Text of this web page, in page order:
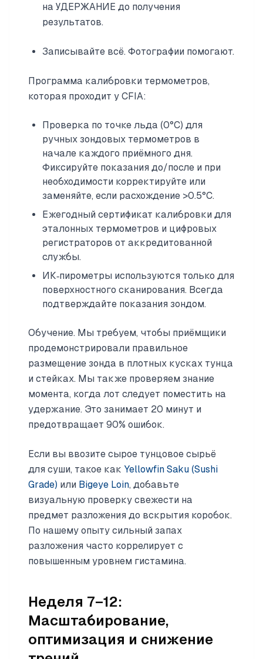
на УДЕРЖАНИЕ до получения
результатов.
Записывайте всё. Фотографии помогают.
Программа калибровки термометров,
которая проходит у CFIA:
Проверка по точке льда (0°C) для
ручных зондовых термометров в
начале каждого приёмного дня.
Фиксируйте показания до/после и при
необходимости корректируйте или
заменяйте, если расхождение >0.5°C.
Ежегодный сертификат калибровки для
эталонных термометров и цифровых
регистраторов от аккредитованной
службы.
ИК‑пирометры используются только для
поверхностного сканирования. Всегда
подтверждайте показания зондом.
Обучение. Мы требуем, чтобы приёмщики
продемонстрировали правильное
размещение зонда в плотных кусках тунца
и стейках. Мы также проверяем знание
момента, когда лот следует поместить на
удержание. Это занимает 20 минут и
предотвращает 90% ошибок.
Если вы ввозите сырое тунцовое сырьё
для суши, такое как Yellowfin Saku (Sushi
Grade) или Bigeye Loin, добавьте
визуальную проверку свежести на
предмет разложения до вскрытия коробок.
По нашему опыту сильный запах
разложения часто коррелирует с
повышенным уровнем гистамина.
Неделя 7–12:
Масштабирование,
оптимизация и снижение